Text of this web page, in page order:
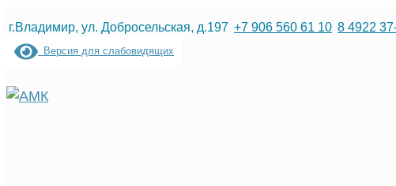
содержимому
г.Владимир, ул. Добросельская, д.197 +7 906 560 61 10 8 4922
Версия для слабовидящих